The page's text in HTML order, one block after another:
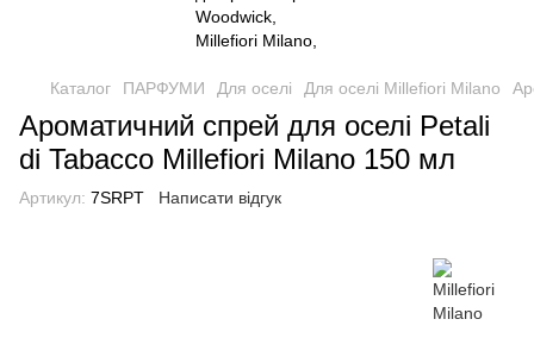
Каталог ПАРФУМИ Для оселі Для оселі Millefiori Milano
Ароматичний спрей для оселі Petali
di Tabacco Millefiori Milano 150 мл
Артикул: 7SRPT Написати відгук